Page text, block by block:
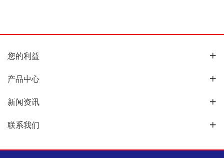
计，提供良好的操控性和
动性能，牵引性能及抗湿
加深的花纹设计，在赋予
时提高了轮胎的使用寿
查看更多
性能。
您的利益
产品中心
新闻资讯
联系我们